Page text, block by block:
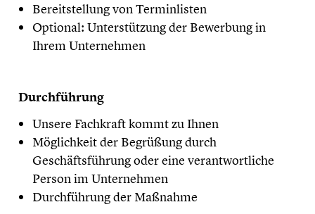
Bereitstellung von Terminlisten
Optional: Unterstützung der Bewerbung in
Ihrem Unternehmen
Durchführung
Unsere Fachkraft kommt zu Ihnen
Möglichkeit der Begrüßung durch
Geschäftsführung oder eine verantwortliche
Person im Unternehmen
Durchführung der Maßnahme